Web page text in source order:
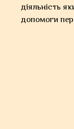
діяльність
допомоги